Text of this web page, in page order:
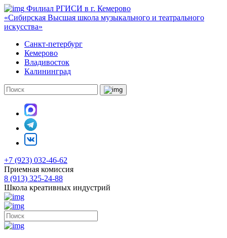
Филиал РГИСИ в г. Кемерово
«Сибирская Высшая школа музыкального и театрального
искусства»
Санкт-петербург
Кемерово
Владивосток
Калининград
+7 (923) 032-46-62
Приемная комиссия
8 (913) 325-24-88
Школа креативных индустрий